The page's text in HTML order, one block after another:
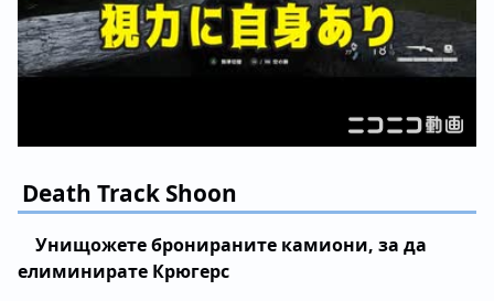
Death Track Shoon
Унищожете бронираните камиони, за да
елиминирате Крюгерс